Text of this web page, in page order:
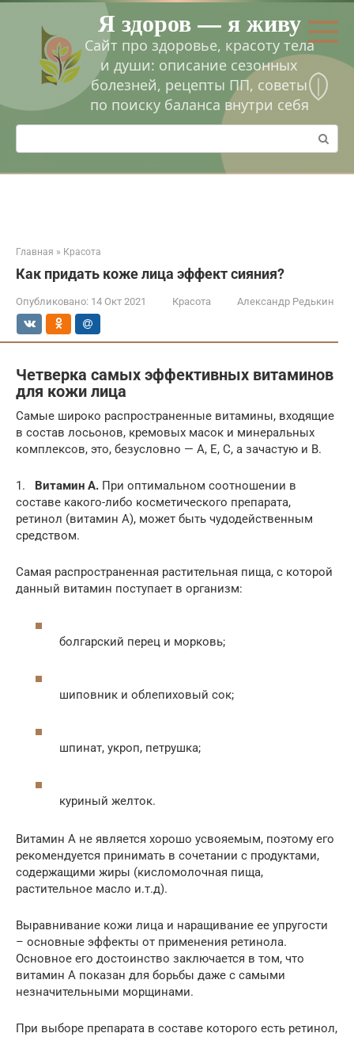
Перейти
контенту
Я здоров — я живу
Сайт про здоровье, красоту тела
и души: описание сезонных
болезней, рецепты ПП, советы
по поиску баланса внутри себя
Поиск:
Главная » Красота
Как придать коже лица эффект сияния?
Опубликовано: 14 Окт 2021 Красота Александр Редькин
Четверка самых эффективных витаминов
для кожи лица
Самые широко распространенные витамины, входящие
в состав лосьонов, кремовых масок и минеральных
комплексов, это, безусловно — А, Е, С, а зачастую и В.
1. Витамин А. При оптимальном соотношении в
составе какого-либо косметического препарата,
ретинол (витамин А), может быть чудодейственным
средством.
Самая распространенная растительная пища, с которой
данный витамин поступает в организм:
болгарский перец и морковь;
шиповник и облепиховый сок;
шпинат, укроп, петрушка;
куриный желток.
Витамин А не является хорошо усвояемым, поэтому его
рекомендуется принимать в сочетании с продуктами,
содержащими жиры (кисломолочная пища,
растительное масло и.т.д).
Выравнивание кожи лица и наращивание ее упругости
– основные эффекты от применения ретинола.
Основное его достоинство заключается в том, что
витамин А показан для борьбы даже с самыми
незначительными морщинами.
При выборе препарата в составе которого есть ретинол,